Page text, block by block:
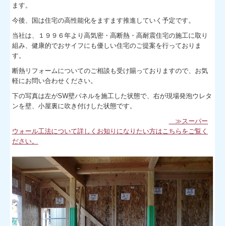
ます。
今後、国は住宅の高性能化をますます推進していく予定です。
当社は、１９９６年より高気密・高断熱・高耐震住宅の施工に取り
組み、健康的でおサイフにも優しい住宅のご提案を行っておりま
す。
断熱リフォームについてのご相談も受け賜っておりますので、お気
軽にお問い合わせください。
下の写真は左がSW壁パネルを施工した状態で、右が現場発泡ウレタ
ンを壁、小屋裏に吹き付けした状態です。
≫スーパー
ウォール工法について詳しくお知りになりたい方はこちらをご覧く
ださい。